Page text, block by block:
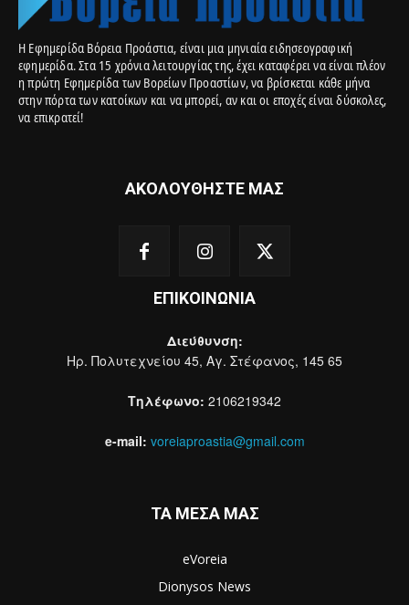
Η Εφημερίδα Βόρεια Προάστια, είναι μια μηνιαία ειδησεογραφική
εφημερίδα. Στα 15 χρόνια λειτουργίας της, έχει καταφέρει να είναι πλέον
η πρώτη Εφημερίδα των Βορείων Προαστίων, να βρίσκεται κάθε μήνα
στην πόρτα των κατοίκων και να μπορεί, αν και οι εποχές είναι δύσκολες,
να επικρατεί!
ΑΚΟΛΟΥΘΗΣΤΕ ΜΑΣ
ΕΠΙΚΟΙΝΩΝΙΑ
Διεύθυνση:
Ηρ. Πολυτεχνείου 45, Αγ. Στέφανος, 145 65
Τηλέφωνο: 2106219342
e-mail: voreiaproastia@gmail.com
ΤΑ ΜΕΣΑ ΜΑΣ
eVoreia
Dionysos News